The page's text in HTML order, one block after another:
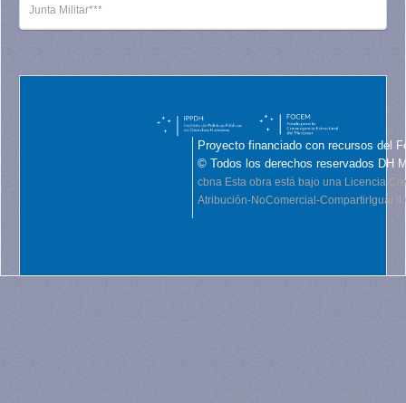
Junta Militar***
Proyecto financiado con recursos del
© Todos los derechos reservados DH
cbna Esta obra está bajo una Licencia
Atribución-NoComercial-CompartirIgual